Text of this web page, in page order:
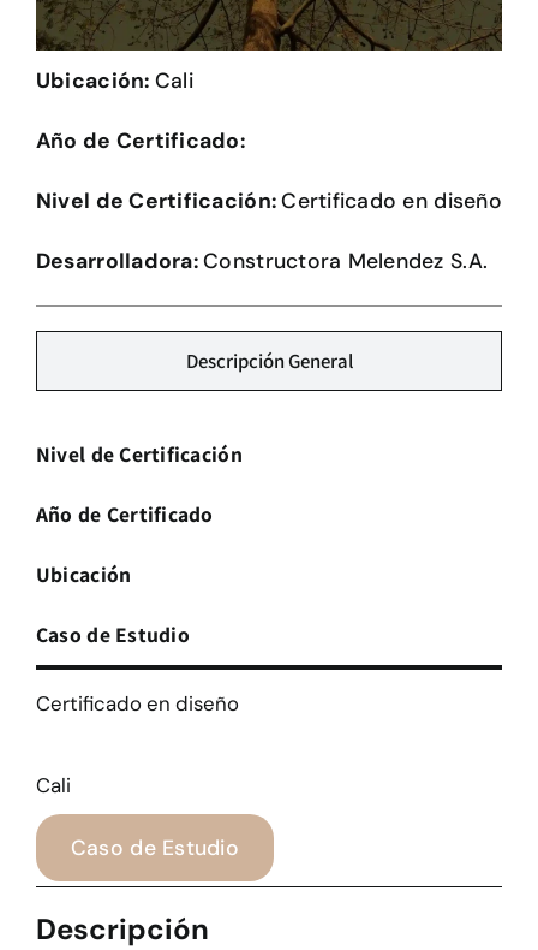
Herramientas
Credenciales
Plataforma CASA
Ubicación: Cali
Año de Certificado:
Nivel de Certificación:Certificado en diseño
Desarrolladora:Constructora Melendez S.A.
Descripción General
Nivel de Certificación
Año de Certificado
Ubicación
Caso de Estudio
Certificado en diseño
Cali
Caso de Estudio
Descripción